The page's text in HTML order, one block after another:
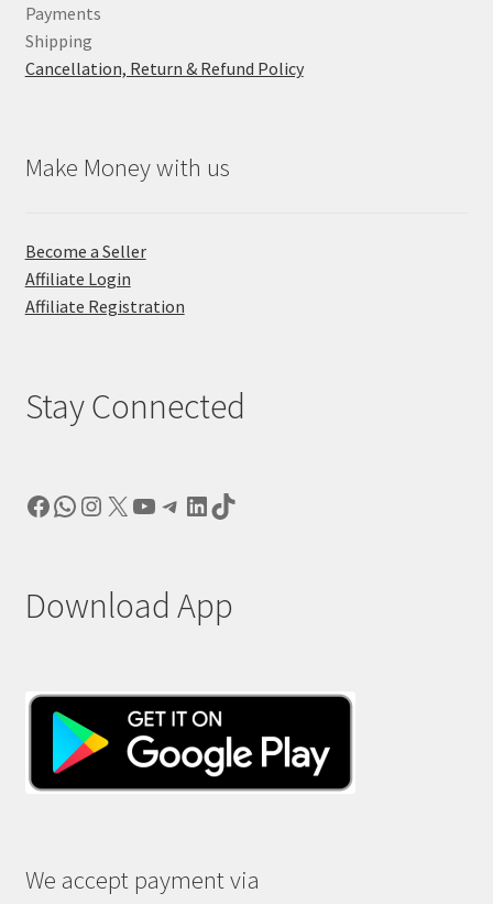
Payments
Shipping
Cancellation, Return & Refund Policy
Make Money with us
Become a Seller
Affiliate Login
Affiliate Registration
Stay Connected
Facebook
WhatsApp
Instagram
X YouTube
Telegram
LinkedIn
TikTok
Download App
We accept payment via